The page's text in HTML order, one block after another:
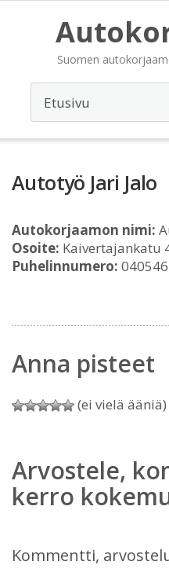
Suomen
Autotyö Jari Jalo
Autokorjaamon nimi:
Osoite: Kaivertajankatu
Puhelinnumero:
Anna pisteet
(ei vielä ääniä)
Arvostele,
kerro
Kommentti,